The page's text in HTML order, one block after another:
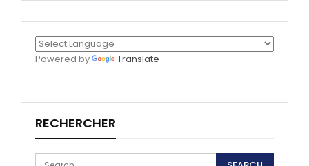
Powered by Translate
RECHERCHER